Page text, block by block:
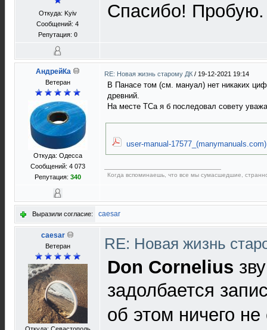
Откуда: Kyiv
Сообщений: 4
Репутация: 0
Спасибо! Пробую.
АндрейКа
Ветеран
Откуда: Одесса
Сообщений: 4 073
Репутация: 340
RE: Новая жизнь старому ДК / 19-12-2021 19:14
В Панасе том (см. мануал) нет никаких
древний.
На месте ТСа я б последовал совету
user-manual-
Когда вспоминаешь, что все мы сумаcшедшие,
Выразили согласие: caesar
caesar
Ветеран RE: Новая жизнь
Don Cornelius
задолбается
об этом ничего